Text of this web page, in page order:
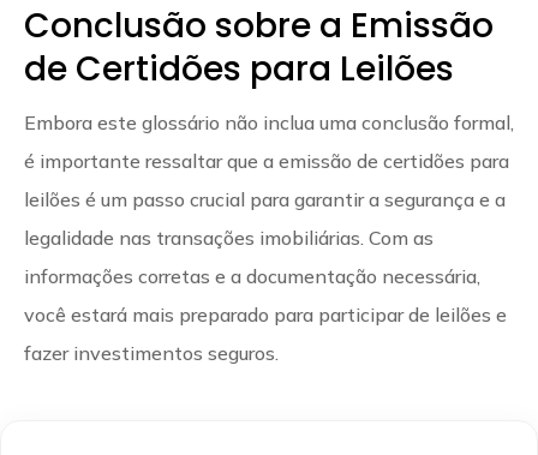
Conclusão sobre a Emissão
de Certidões para Leilões
Embora este glossário não inclua uma conclusão formal,
é importante ressaltar que a emissão de certidões para
leilões é um passo crucial para garantir a segurança e a
legalidade nas transações imobiliárias. Com as
informações corretas e a documentação necessária,
você estará mais preparado para participar de leilões e
fazer investimentos seguros.